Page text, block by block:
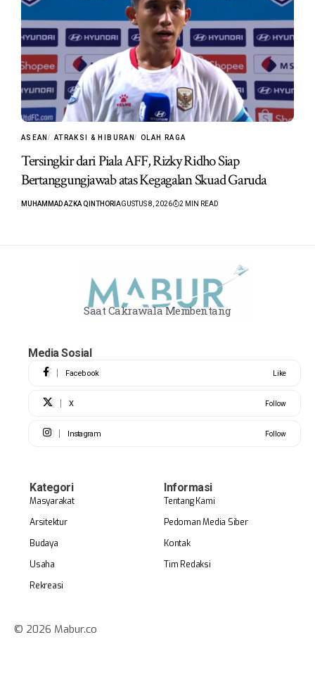
ASEAN ATRAKSI & HIBURAN OLAH RAGA
Tersingkir dari Piala AFF, Rizky Ridho Siap
Bertanggungjawab atas Kegagalan Skuad Garuda
MUHAMMAD AZKA QINTHORI AGUSTUS 8, 2026 2 MIN READ
Saat Cakrawala Membentang
Media Sosial
Facebook Like
X Follow
Instagram Follow
Kategori
Masyarakat
Arsitektur
Budaya
Usaha
Rekreasi
Informasi
Tentang Kami
Pedoman Media Siber
Kontak
Tim Redaksi
© 2026 Mabur.co